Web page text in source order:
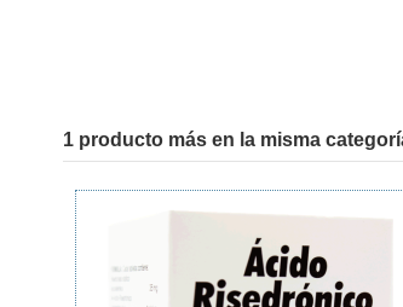
1 producto más en la misma